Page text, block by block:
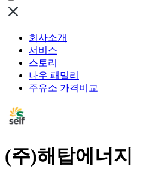
회사소개
서비스
스토리
나우 패밀리
주유소 가격비교
(주)해탑에너지